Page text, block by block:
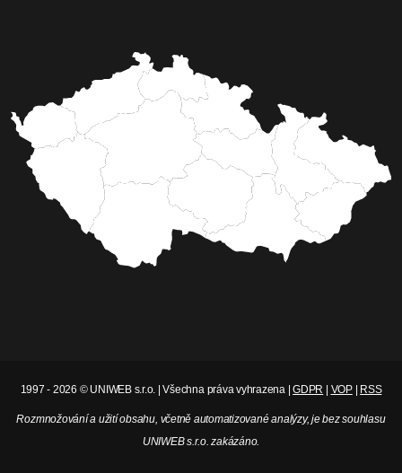
1997 - 2026 © UNIWEB s.r.o. | Všechna práva vyhrazena |GDPR VOP| RSS
Rozmnožování a užití obsahu, včetně automatizované analýzy, je bez souhlasu
UNIWEB s.r.o. zakázáno.